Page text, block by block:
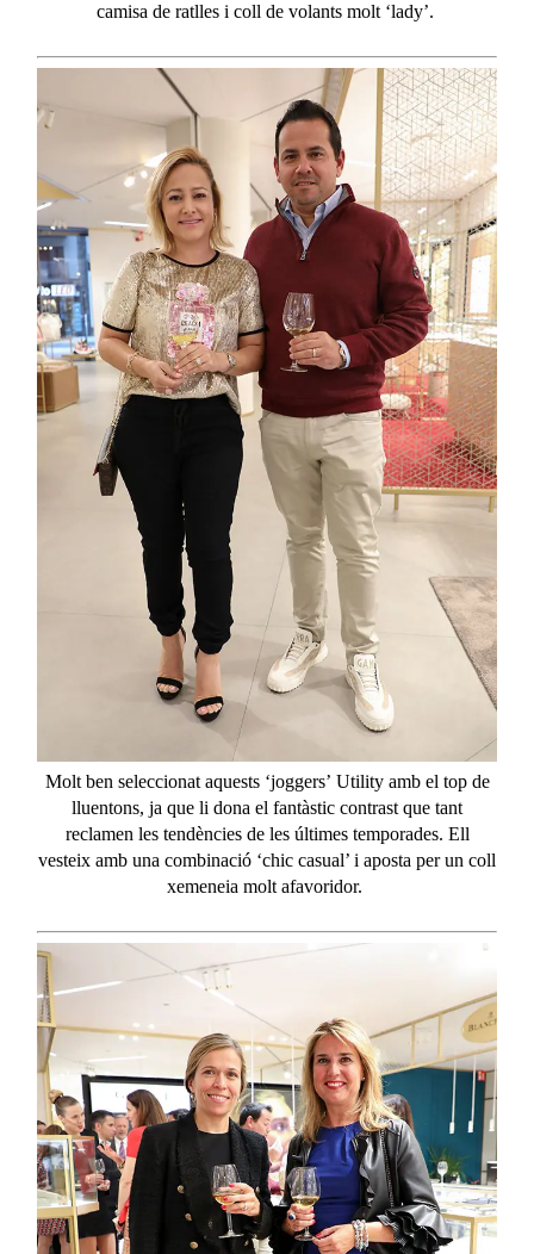
camisa de ratlles i coll de volants molt ‘lady’.
Molt ben seleccionat aquests ‘joggers’ Utilityamb el top de
lluentons, ja que li dona el fantàstic contrast que tant
reclamen les tendències de les últimes temporades. Ell
vesteix amb una combinació ‘chic casual’ i aposta per un coll
xemeneia molt afavoridor.